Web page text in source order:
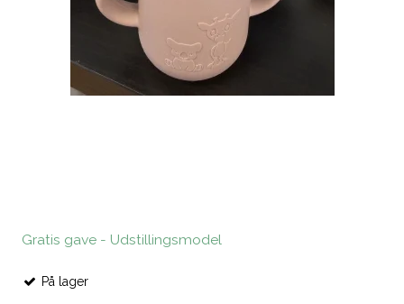
Gratis gave - Udstillingsmodel
På lager